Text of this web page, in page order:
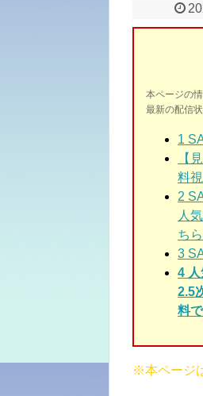
本ページの
最新の配信
1
【
料
2
人
ちら
3
4
2.5
料
※本ページ